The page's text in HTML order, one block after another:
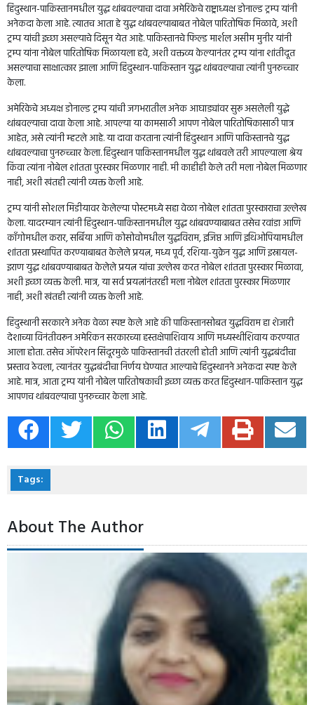
हिंदुस्थान-पाकिस्तानमधील युद्ध थांबवल्याचा दावा अमेरिकेचे राष्ट्राध्यक्ष डोनाल्ड ट्रम्प यांनी
अनेकदा केला आहे. त्यातच आता हे युद्ध थांबवल्याबाबत नोबेल पारितोषिक मिळावे, अशी
ट्रम्प यांची इच्छा असल्याचे दिसून येत आहे. पाकिस्तानचे फिल्ड मार्शल असीम मुनीर यांनी
ट्रम्प यांना नोबेल पारितोषिक मिळायला हवे, अशी वक्तव्य केल्यानंतर ट्रम्प यांना शांतीदूत
असल्याचा साक्षात्कार झाला आणि हिंदुस्थान-पाकिस्तान युद्ध थांबवल्याचा त्यांनी पुनरुच्चार
केला.
अमेरिकेचे अध्यक्ष डोनाल्ड ट्रम्प यांची जगभरातील अनेक आघाड्यांवर सुरू असलेली युद्धे
थांबवल्याचा दावा केला आहे. आपल्या या कामसाठी आपण नोबेल पारितोषिकासाठी पात्र
आहेत, असे त्यांनी म्हटले आहे. या दावा करताना त्यांनी हिंदुस्थान आणि पाकिस्तानचे युद्ध
थांबवल्याचा पुनरुच्चार केला. हिंदुस्थान पाकिस्तानमधील युद्ध थांबवले तरी आपल्याला श्रेय
किंवा त्यांना नोबेल शांतता पुरस्कार मिळणार नाही. मी काहीही केले तरी मला नोबेल मिळणार
नाही, अशी खंतही त्यांनी व्यक्त केली आहे.
ट्रम्प यांनी सोशल मिडीयावर केलेल्या पोस्टमध्ये सहा वेळा नोबेल शांतता पुरस्काराचा उल्लेख
केला. यादरम्यान त्यांनी हिंदुस्थान-पाकिस्तानमधील युद्ध थांबवण्याबाबत तसेच रवांडा आणि
काँगोमधील करार, सर्बिया आणि कोसोवोमधील युद्धविराम, इजिप्त आणि इथिओपियामधील
शांतता प्रस्थापित करण्याबाबत केलेले प्रयत्न, मध्य पूर्व, रशिया-युक्रेन युद्ध आणि इस्रायल-
इराण युद्ध थांबवण्याबाबत केलेले प्रयत्न यांचा उल्लेख करत नोबेल शांतता पुरस्कार मिळावा,
अशी इच्छा व्यक्त केली. मात्र, या सर्व प्रयत्नांनंतरही मला नोबेल शांतता पुरस्कार मिळणार
नाही, अशी खंतही त्यांनी व्यक्त केली आहे.
हिंदुस्थानी सरकारने अनेक वेळा स्पष्ट केले आहे की पाकिस्तानसोबत युद्धविराम हा शेजारी
देशाच्या विनंतीवरून अमेरिकन सरकारच्या हस्तक्षेपाशिवाय आणि मध्यस्थीशिवाय करण्यात
आला होता. तसेच ऑपरेशन सिंदूरमुळे पाकिस्तानची तंतरली होती आणि त्यांनी युद्धबंदीचा
प्रस्ताव ठेवला, त्यानंतर युद्धबंदीचा निर्णय घेण्यात आल्याचे हिंदुस्थानने अनेकदा स्पष्ट केले
आहे. मात्र, आता ट्रम्प यांनी नोबेल पारितोषकाची इच्छा व्यक्त करत हिंदुस्थान-पाकिस्तान युद्ध
आपणच थांबवल्याचा पुनरुच्चार केला आहे.
Tags:
About The Author